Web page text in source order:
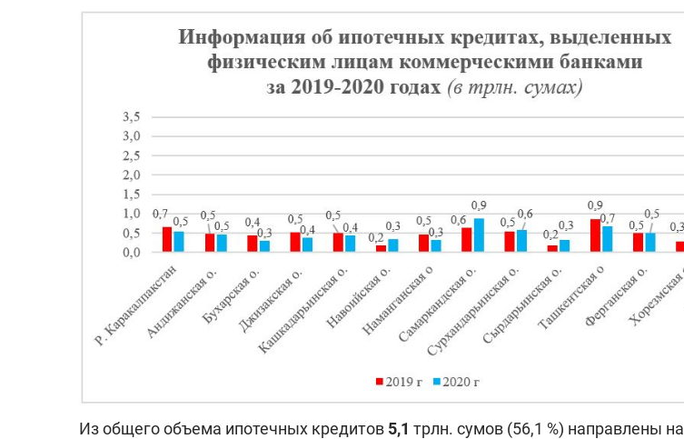
Из общего объема ипотечных кредитов 5,1 трлн. сумов (56,1 %) направлены на